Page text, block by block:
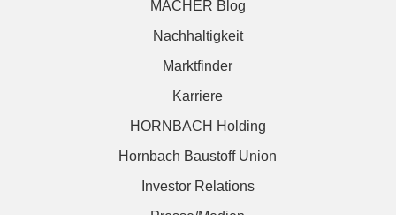
MACHER Blog
Nachhaltigkeit
Marktfinder
Karriere
HORNBACH Holding
Hornbach Baustoff Union
Investor Relations